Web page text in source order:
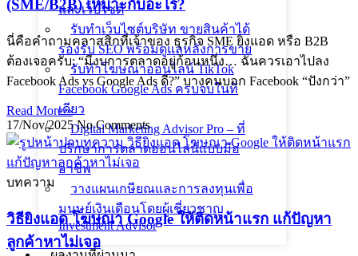
และเว็บไซต์
รับทำเว็บไซต์บริษัท ขายสินค้าได้
รองรับ SEO พร้อมดูแลหลังการขาย
รับทำโฆษณาออนไลน์ TikTok
Facebook Google Ads ครบจบในที่
เดียว
Digital Marketing Advisor Pro – ที่
ปรึกษาการตลาดออนไลน์แบบมือ
อาชีพ
วางแผนเกษียณและการลงทุนเพื่อ
มนุษย์เงินเดือนโดยผู้เชี่ยวชาญ
Investment Advisor
(SME/B2B) เหมาะกับอะไร?
นี่คือคำถามคลาสสิกที่เจ้าของ ธุรกิจ SME ยิงแอด หรือ B2B
ต้องเจอครับ: “มีงบการตลาดอยู่ก้อนหนึ่ง… ฉันควรเอาไปลง
Facebook Ads vs Google Ads ดี?” บางคนบอก Facebook “ปังกว่า”
Read More »
17/Nov/2025No Comments
บทความ
วิธียิงแอด โฆษณา Google ให้ติดหน้าแรก แก้ปัญหา
ลูกค้าหาไม่เจอ